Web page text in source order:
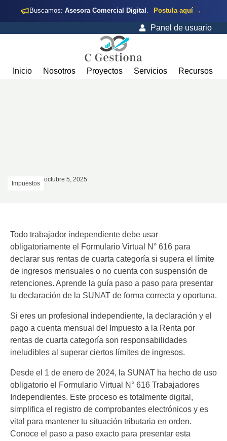
Buscamos: Asesora Comercial Digital . Postula aquí →
Panel de usuario
Inicio Nosotros Proyectos Servicios Recursos
Impuestos
octubre 5, 2025
Todo trabajador independiente debe usar
obligatoriamente el Formulario Virtual N° 616 para
declarar sus rentas de cuarta categoría si supera el límite
de ingresos mensuales o no cuenta con suspensión de
retenciones. Aprende la guía paso a paso para presentar
tu declaración de la SUNAT de forma correcta y oportuna.
Si eres un profesional independiente, la declaración y el
pago a cuenta mensual del Impuesto a la Renta por
rentas de cuarta categoría son responsabilidades
ineludibles al superar ciertos límites de ingresos.
Desde el 1 de enero de 2024, la SUNAT ha hecho de uso
obligatorio el Formulario Virtual N° 616 Trabajadores
Independientes. Este proceso es totalmente digital,
simplifica el registro de comprobantes electrónicos y es
vital para mantener tu situación tributaria en orden.
Conoce el paso a paso exacto para presentar esta